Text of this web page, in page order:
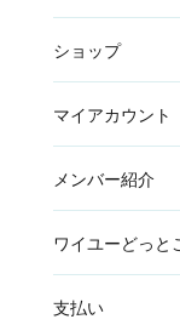
ショップ
マイアカウント
メンバー紹介
ワイユーどっと
支払い